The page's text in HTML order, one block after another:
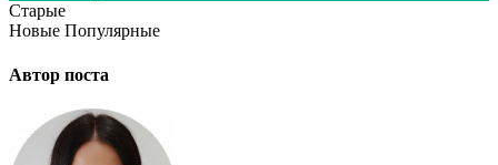
Старые
Новые Популярные
Автор поста